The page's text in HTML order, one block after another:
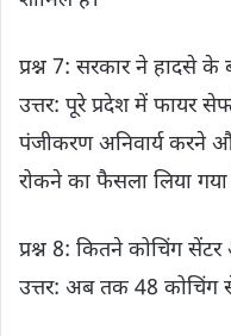
प्रश्न 7: सरकार ने हादसे के
उत्तर: पूरे प्रदेश में फायर
पंजीकरण अनिवार्य करने
रोकने का फैसला लिया गया
प्रश्न 8: कितने कोचिंग
उत्तर: अब तक 48 कोचिंग